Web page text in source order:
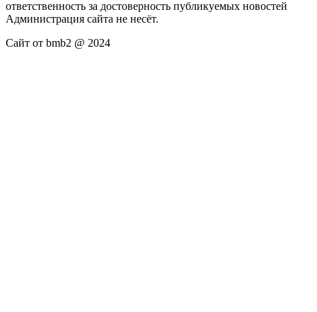
ответственность за достоверность публикуемых новостей
Администрация сайта не несёт.
Сайт от bmb2 @ 2024